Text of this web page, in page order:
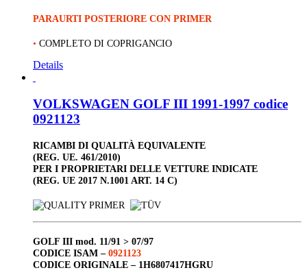
PARAURTI POSTERIORE CON PRIMER
• COMPLETO DI COPRIGANCIO
Details
VOLKSWAGEN GOLF III 1991-1997 codice
0921123
RICAMBI DI QUALITÀ EQUIVALENTE
(REG. UE. 461/2010)
PER I PROPRIETARI DELLE VETTURE INDICATE
(REG. UE 2017 N.1001 ART. 14 C)
GOLF III mod. 11/91 > 07/97
CODICE ISAM – 0921123
CODICE ORIGINALE – 1H6807417HGRU